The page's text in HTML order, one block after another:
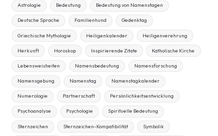
Astrologie Bedeutung Bedeutung von Namenstagen
Deutsche Sprache Familienhund Gedenktag
Griechische Mythologie Heiligenkalender Heiligenverehrung
Herkunft Horoskop Inspirierende Zitate Katholische Kirche
Lebensweisheiten Namensbedeutung Namensforschung
Namensgebung Namenstag Namenstagkalender
Numerologie Partnerschaft Persönlichkeitsentwicklung
Psychoanalyse Psychologie Spirituelle Bedeutung
Sternzeichen Sternzeichen-Kompatibilität Symbolik